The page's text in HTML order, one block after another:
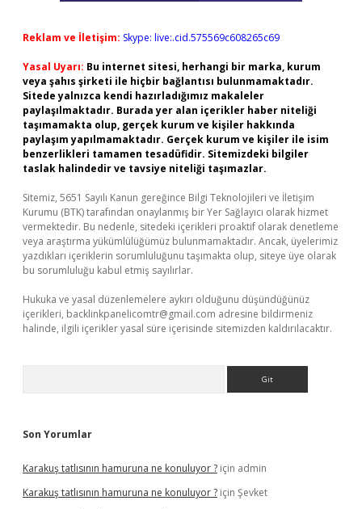
Reklam ve İletişim: Skype: live:.cid.575569c608265c69
Yasal Uyarı: Bu internet sitesi, herhangi bir marka, kurum
veya şahıs şirketi ile hiçbir bağlantısı bulunmamaktadır.
Sitede yalnızca kendi hazırladığımız makaleler
paylaşılmaktadır. Burada yer alan içerikler haber niteliği
taşımamakta olup, gerçek kurum ve kişiler hakkında
paylaşım yapılmamaktadır. Gerçek kurum ve kişiler ile isim
benzerlikleri tamamen tesadüfidir. Sitemizdeki bilgiler
taslak halindedir ve tavsiye niteliği taşımazlar.
Sitemiz, 5651 Sayılı Kanun gereğince Bilgi Teknolojileri ve İletişim
Kurumu (BTK) tarafından onaylanmış bir Yer Sağlayıcı olarak hizmet
vermektedir. Bu nedenle, sitedeki içerikleri proaktif olarak denetleme
veya araştırma yükümlülüğümüz bulunmamaktadır. Ancak, üyelerimiz
yazdıkları içeriklerin sorumluluğunu taşımakta olup, siteye üye olarak
bu sorumluluğu kabul etmiş sayılırlar.
Hukuka ve yasal düzenlemelere aykırı olduğunu düşündüğünüz
içerikleri, backlinkpanelicomtr@gmail.com adresine bildirmeniz
halinde, ilgili içerikler yasal süre içerisinde sitemizden kaldırılacaktır.
Son Yorumlar
Karakuş tatlısının hamuruna ne konuluyor ? için admin
Karakuş tatlısının hamuruna ne konuluyor ? için Şevket